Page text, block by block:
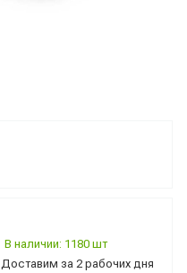
В наличии: 1180 шт
Доставим за 2 рабочих дня